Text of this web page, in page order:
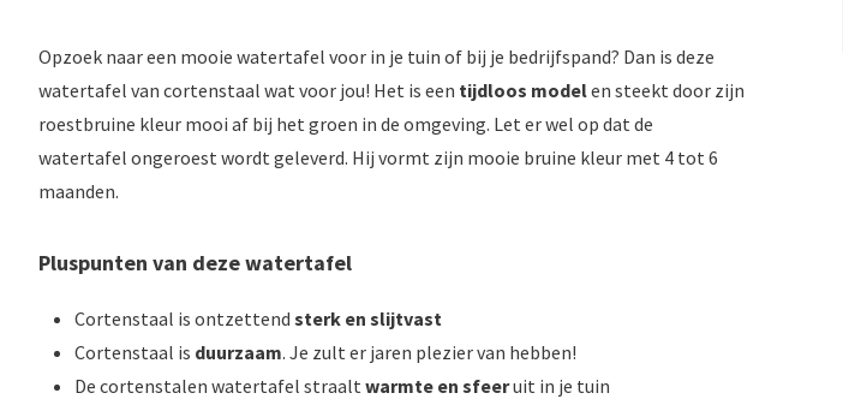
Opzoek naar een mooie watertafel voor in je tuin of bij je bedrijfspand? Dan is deze
watertafel van cortenstaal wat voor jou! Het is een tijdloos modelen steekt door zijn
roestbruine kleur mooi af bij het groen in de omgeving. Let er wel op dat de
watertafel ongeroest wordt geleverd. Hij vormt zijn mooie bruine kleur met 4 tot 6
maanden.
Pluspunten van deze watertafel
Cortenstaal is ontzettend sterk en slijtvast
Cortenstaal is duurzaam. Je zult er jaren plezier van hebben!
De cortenstalen watertafel straalt warmte en sfeeruit in je tuin